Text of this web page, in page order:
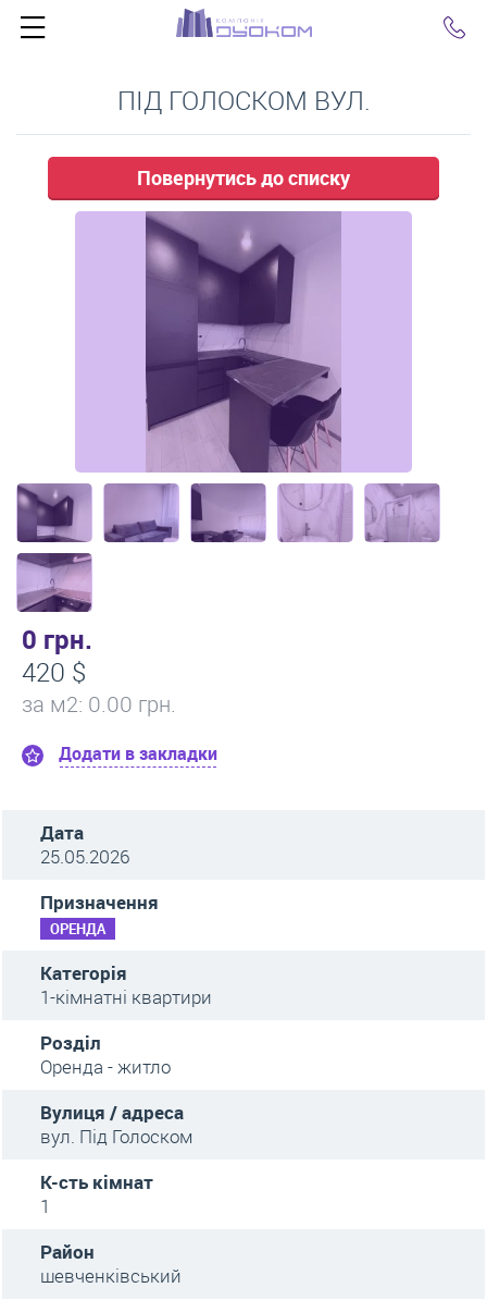
ПІД ГОЛОСКОМ ВУЛ.
Повернутись до списку
0 грн.
420 $
за м2: 0.00 грн.
Додати в закладки
Дата
25.05.2026
Призначення
ОРЕНДА
Категорія
1-кімнатні квартири
Розділ
Оренда - житло
Вулиця / адреса
вул. Під Голоском
К-сть кімнат
1
Район
шевченківський